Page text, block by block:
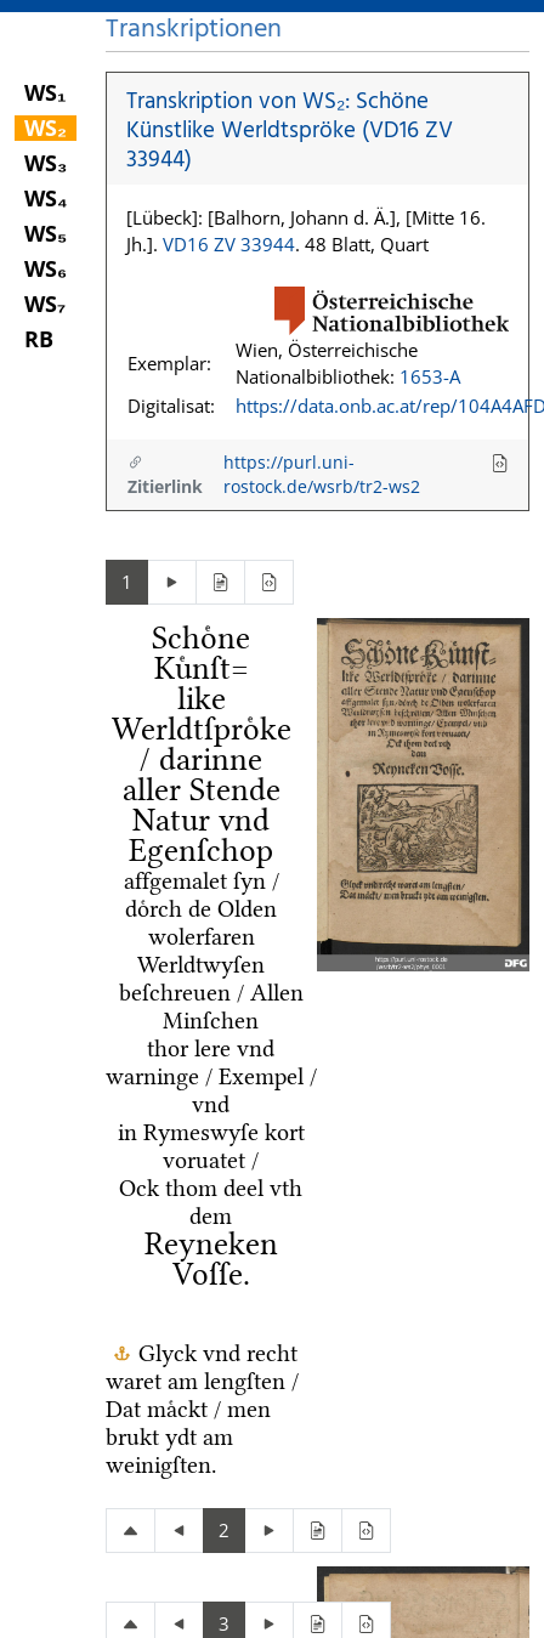
WS₁
WS₂
WS₃
WS₄
WS₅
WS₆
WS₇
RB
Transkriptionen
Transkription von WS₂: Schöne
Künstlike Werldtspröke (VD16 ZV
33944)
[Lübeck]: [Balhorn, Johann d. Ä.], [Mitte 16.
Jh.]. VD16 ZV 33944. 48 Blatt, Quart
Exemplar:
Wien, Österreichische
Nationalbibliothek: 1653-A
Digitalisat:
https://data.onb.ac.at/rep/
Zitierlink
https://purl.uni-
rostock.de/wsrb/tr2-ws2
1
Schoͤne
Kuͤnſt=
like
Werldtſproͤke
/ darinne
aller Stende
Natur vnd
Egenſchop
affgemalet ſyn /
doͤrch de Olden
wolerfaren
Werldtwyſen
beſchreuen / Allen
Minſchen
thor lere vnd
warninge / Exempel /
vnd
in Rymeswyſe kort
voruatet /
Ock thom deel vth
dem
Reyneken
Voſſe.
Glyck vnd recht
waret am lengſten /
Dat maͤckt / men
brukt ydt am
weinigſten.
2
3